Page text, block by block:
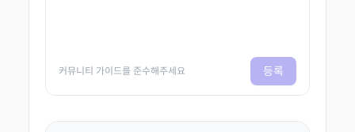
커뮤니티 가이드를 준수해주세요 등록